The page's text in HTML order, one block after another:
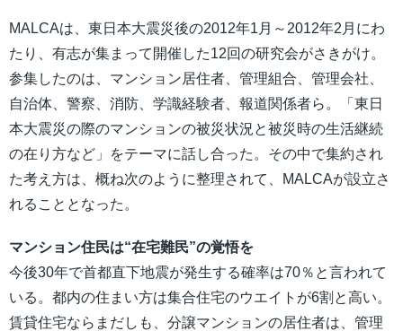
MALCAは、東日本大震災後の2012年1月～2012年2月にわ
たり、有志が集まって開催した12回の研究会がさきがけ。
参集したのは、マンション居住者、管理組合、管理会社、
自治体、警察、消防、学識経験者、報道関係者ら。「東日
本大震災の際のマンションの被災状況と被災時の生活継続
の在り方など」をテーマに話し合った。その中で集約され
た考え方は、概ね次のように整理されて、MALCAが設立さ
れることとなった。
マンション住民は“在宅難民”の覚悟を
今後30年で首都直下地震が発生する確率は70％と言われて
いる。都内の住まい方は集合住宅のウエイトが6割と高い。
賃貸住宅ならまだしも、分譲マンションの居住者は、管理